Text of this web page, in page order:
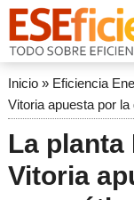
Inicio» Eficiencia
Vitoria apuesta por
La planta
Vitoria